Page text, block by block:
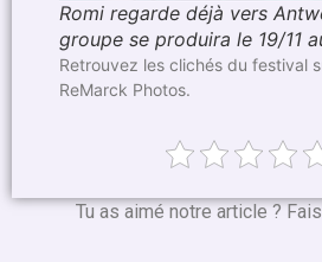
Romi regarde déjà vers
groupe se produira le 19/11
Retrouvez les clichés du festival
ReMarck Photos.
Tu as aimé notre article ?